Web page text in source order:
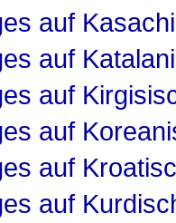
auf
auf
auf
auf
auf
auf